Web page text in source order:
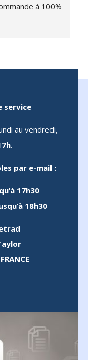
à 100%
service
au vendredi,
.
par e-mail :
17h30
18h30